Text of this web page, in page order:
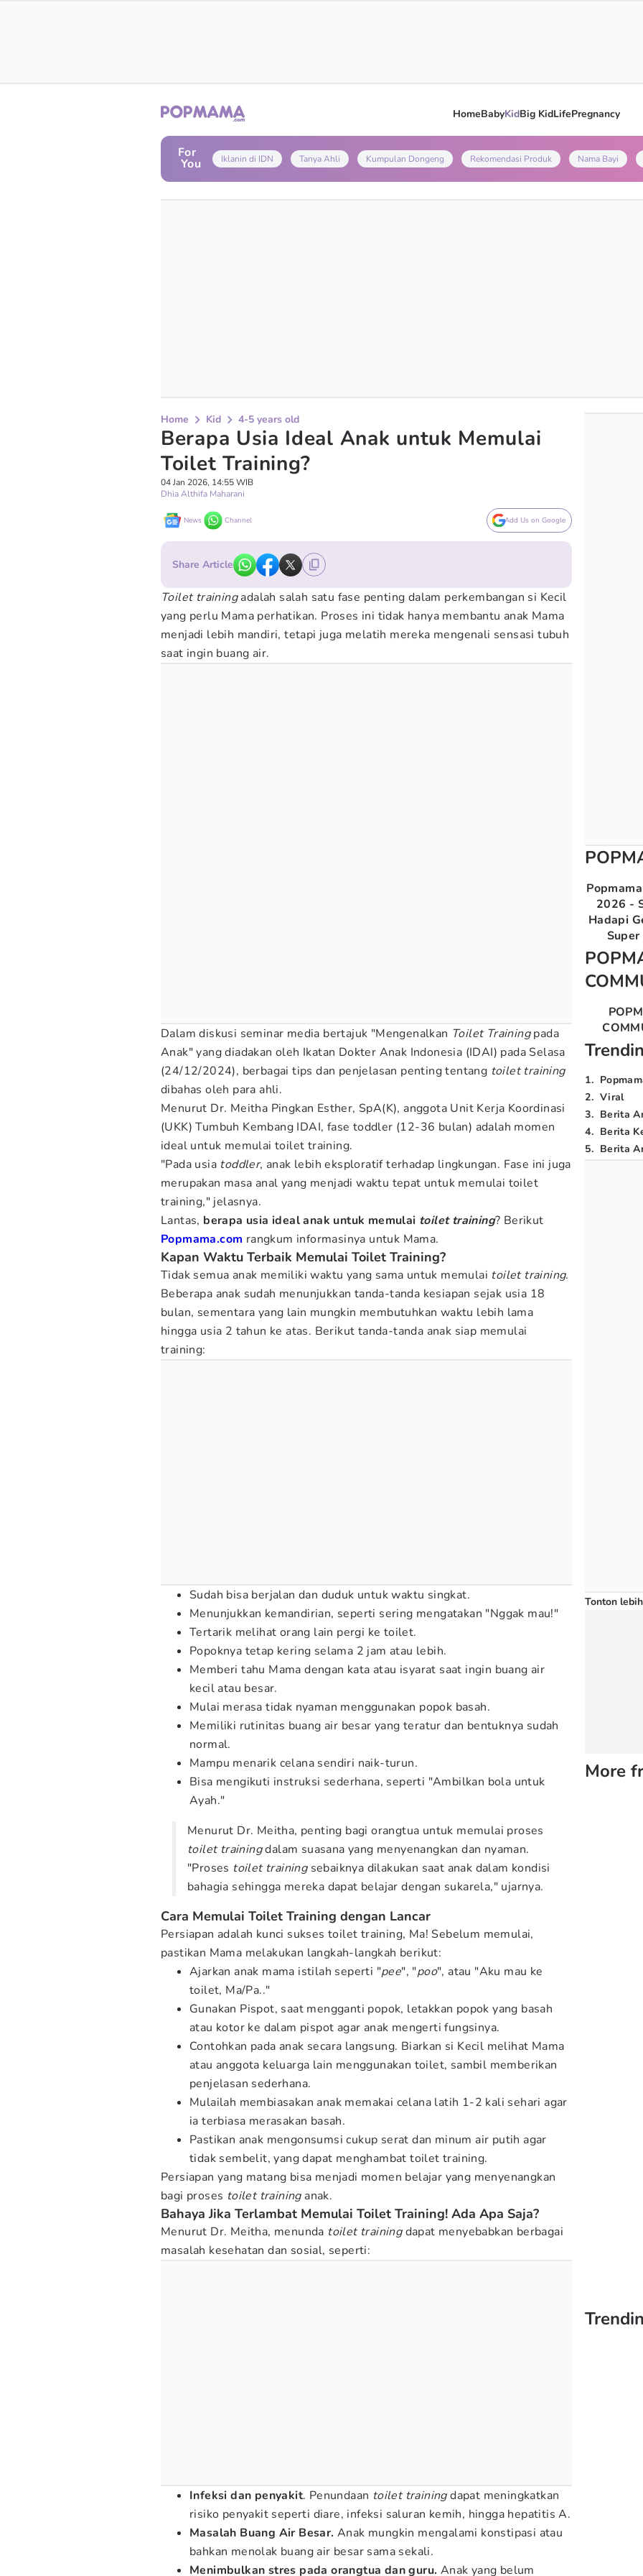
HomeBabyKidBig KidLifePregnancy
For
You Iklanin di IDN Tanya Ahli Kumpulan Dongeng Rekomendasi Produk Nama Bayi
Home Kid 4-5 years old
Berapa Usia Ideal Anak untuk Memulai
Toilet Training?
04 Jan 2026, 14:55 WIB
Dhia Althifa Maharani
News Channel Add Us on Google
Share Article
Toilet trainingadalah salah satu fase penting dalam perkembangan si Kecil
yang perlu Mama perhatikan. Proses ini tidak hanya membantu anak Mama
menjadi lebih mandiri, tetapi juga melatih mereka mengenali sensasi tubuh
saat ingin buang air.
Dalam diskusi seminar media bertajuk "Mengenalkan Toilet Trainingpada
Anak" yang diadakan oleh Ikatan Dokter Anak Indonesia (IDAI) pada Selasa
(24/12/2024), berbagai tips dan penjelasan penting tentang toilet training
dibahas oleh para ahli.
Menurut Dr. Meitha Pingkan Esther, SpA(K), anggota Unit Kerja Koordinasi
(UKK) Tumbuh Kembang IDAI, fase toddler (12-36 bulan) adalah momen
ideal untuk memulai toilet training.
"Pada usia toddler, anak lebih eksploratif terhadap lingkungan. Fase ini juga
merupakan masa anal yang menjadi waktu tepat untuk memulai toilet
training," jelasnya.
Lantas, berapa usia ideal anak untuk memulai toilet training? Berikut
Popmama.com rangkum informasinya untuk Mama.
Kapan Waktu Terbaik Memulai Toilet Training?
Tidak semua anak memiliki waktu yang sama untuk memulai toilet training.
Beberapa anak sudah menunjukkan tanda-tanda kesiapan sejak usia 18
bulan, sementara yang lain mungkin membutuhkan waktu lebih lama
hingga usia 2 tahun ke atas. Berikut tanda-tanda anak siap memulai
training:
Sudah bisa berjalan dan duduk untuk waktu singkat.
Menunjukkan kemandirian, seperti sering mengatakan "Nggak mau!"
Tertarik melihat orang lain pergi ke toilet.
Popoknya tetap kering selama 2 jam atau lebih.
Memberi tahu Mama dengan kata atau isyarat saat ingin buang air
kecil atau besar.
Mulai merasa tidak nyaman menggunakan popok basah.
Memiliki rutinitas buang air besar yang teratur dan bentuknya sudah
normal.
Mampu menarik celana sendiri naik-turun.
Bisa mengikuti instruksi sederhana, seperti "Ambilkan bola untuk
Ayah."
Menurut Dr. Meitha, penting bagi orangtua untuk memulai proses
toilet trainingdalam suasana yang menyenangkan dan nyaman.
"Proses toilet training sebaiknya dilakukan saat anak dalam kondisi
bahagia sehingga mereka dapat belajar dengan sukarela," ujarnya.
Cara Memulai Toilet Training dengan Lancar
Persiapan adalah kunci sukses toilet training, Ma! Sebelum memulai,
pastikan Mama melakukan langkah-langkah berikut:
Ajarkan anak mama istilah seperti "pee", "poo", atau "Aku mau ke
toilet, Ma/Pa.."
Gunakan Pispot, saat mengganti popok, letakkan popok yang basah
atau kotor ke dalam pispot agar anak mengerti fungsinya.
Contohkan pada anak secara langsung. Biarkan si Kecil melihat Mama
atau anggota keluarga lain menggunakan toilet, sambil memberikan
penjelasan sederhana.
Mulailah membiasakan anak memakai celana latih 1-2 kali sehari agar
ia terbiasa merasakan basah.
Pastikan anak mengonsumsi cukup serat dan minum air putih agar
tidak sembelit, yang dapat menghambat toilet training.
Persiapan yang matang bisa menjadi momen belajar yang menyenangkan
bagi proses toilet training anak.
Bahaya Jika Terlambat Memulai Toilet Training! Ada Apa Saja?
Menurut Dr. Meitha, menunda toilet trainingdapat menyebabkan berbagai
masalah kesehatan dan sosial, seperti:
Infeksi dan penyakit. Penundaan toilet trainingdapat meningkatkan
risiko penyakit seperti diare, infeksi saluran kemih, hingga hepatitis A.
Masalah Buang Air Besar. Anak mungkin mengalami konstipasi atau
bahkan menolak buang air besar sama sekali.
Menimbulkan stres pada orangtua dan guru. Anak yang belum
2026 -
Hadapi
1.
2. Viral
3. Berita
4. Berita
5. Berita
Tonton
More